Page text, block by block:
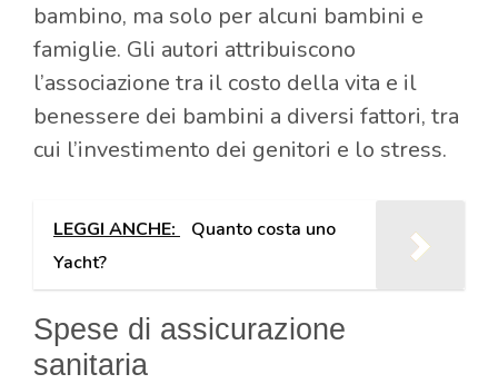
bambino, ma solo per alcuni bambini e
famiglie. Gli autori attribuiscono
l’associazione tra il costo della vita e il
benessere dei bambini a diversi fattori, tra
cui l’investimento dei genitori e lo stress.
LEGGI ANCHE:
Quanto costa uno
Yacht?
Spese di assicurazione
sanitaria